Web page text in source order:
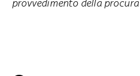
provvedimento della procura